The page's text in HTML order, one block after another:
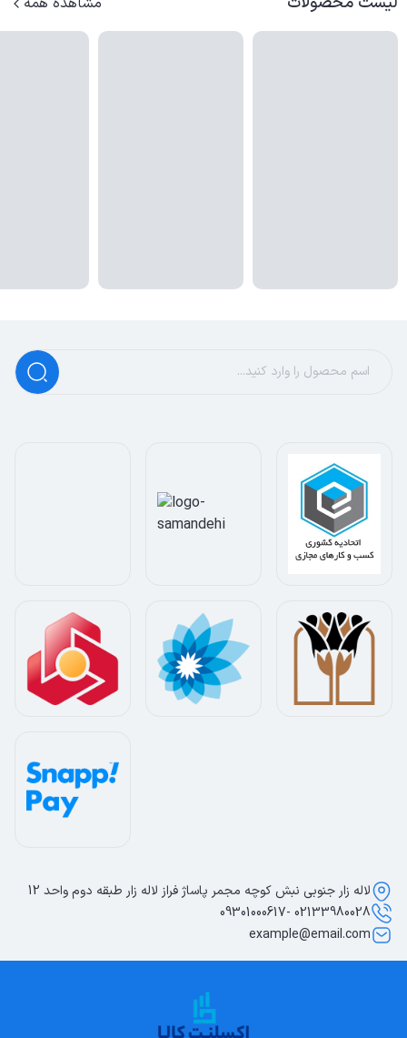
لاله زار جنوبی نبش کوچه مجمر پاساژ فراز لاله زار طبقه دوم واحد 12
02133980028 -09301000617
example@email.com